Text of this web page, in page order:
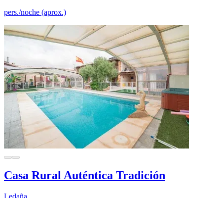
pers./noche (aprox.)
Casa Rural Auténtica Tradición